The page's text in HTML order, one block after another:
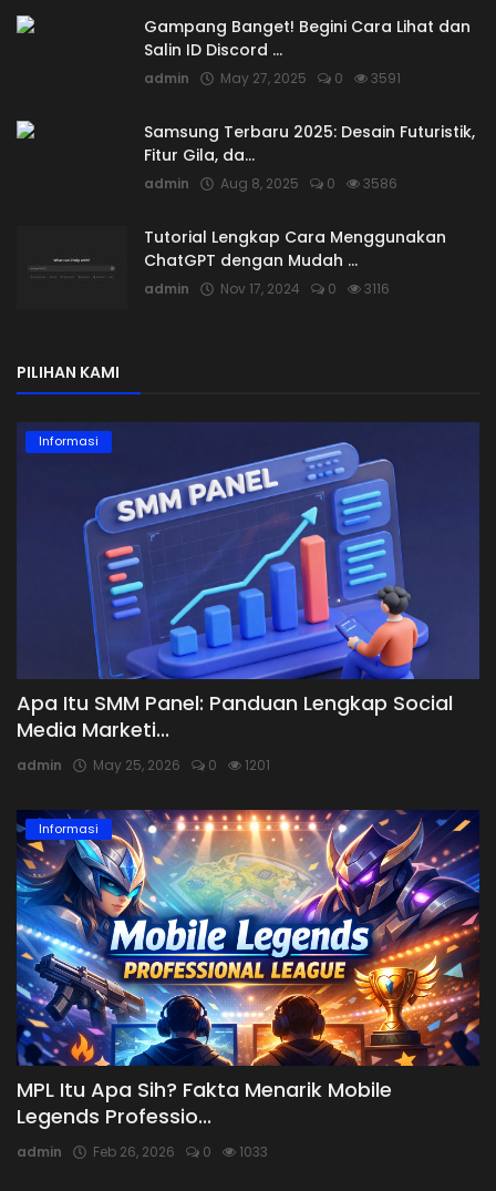
Gampang Banget! Begini Cara Lihat dan
Salin ID Discord ...
admin May 27, 2025 0 3591
Samsung Terbaru 2025: Desain Futuristik,
Fitur Gila, da...
admin Aug 8, 2025 0 3586
Tutorial Lengkap Cara Menggunakan
ChatGPT dengan Mudah ...
admin Nov 17, 2024 0 3116
PILIHAN KAMI
Informasi
Apa Itu SMM Panel: Panduan Lengkap Social
Media Marketi...
admin May 25, 2026 0 1201
Informasi
MPL Itu Apa Sih? Fakta Menarik Mobile
Legends Professio...
admin Feb 26, 2026 0 1033